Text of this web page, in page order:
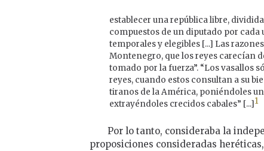
establecer una república libre,
compuestos de un diputado por cada
temporales y elegibles [...] Las
Montenegro, que los reyes carecían
tomado por la fuerza”. “Los vasallos
reyes, cuando estos consultan a su
tiranos de la América, poniéndoles
extrayéndoles crecidos cabales” [...]1
Por lo tanto, consideraba la
proposiciones consideradas